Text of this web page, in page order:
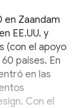
en Zaandam
EE.UU. y
(con el apoyo
países. En
en las
Con el